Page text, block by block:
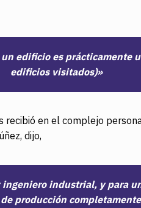
edificio es prácticamente
edificios visitados)»
en el complejo
dijo,
ingeniero industrial, y para
producción